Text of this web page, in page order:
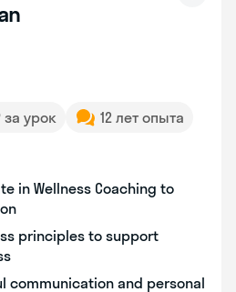
за урок
12 лет опыта
in Wellness Coaching to
principles to support
communication and personal